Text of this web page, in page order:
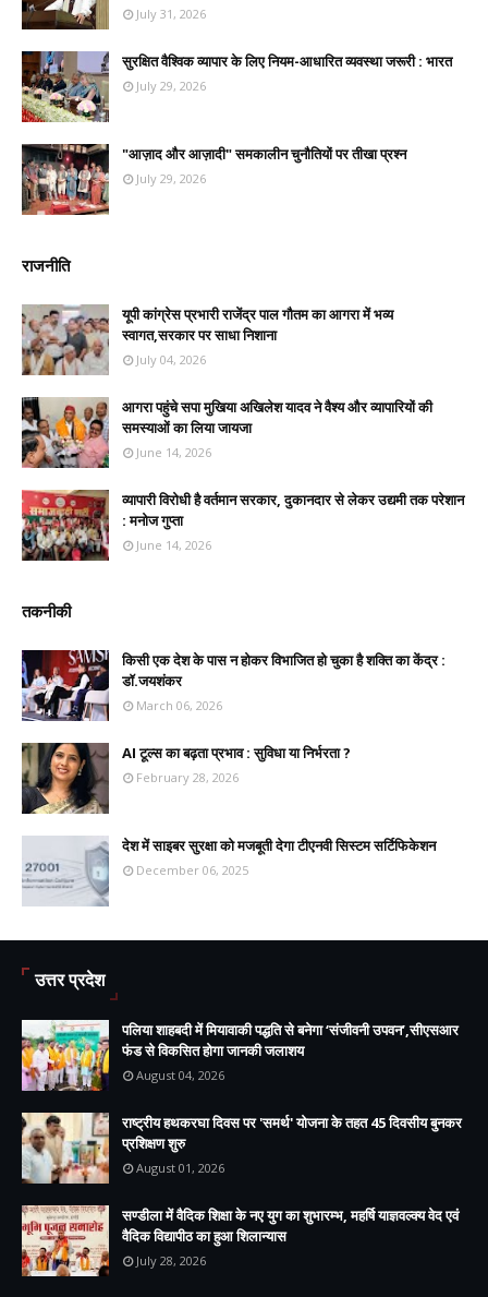
July 31, 2026
सुरक्षित वैश्विक व्यापार के लिए नियम-आधारित व्यवस्था जरूरी : भारत
July 29, 2026
"आज़ाद और आज़ादी" समकालीन चुनौतियों पर तीखा प्रश्न
July 29, 2026
राजनीति
यूपी कांग्रेस प्रभारी राजेंद्र पाल गौतम का आगरा में भव्य
स्वागत,सरकार पर साधा निशाना
July 04, 2026
आगरा पहुंचे सपा मुखिया अखिलेश यादव ने वैश्य और व्यापारियों की
समस्याओं का लिया जायजा
June 14, 2026
व्यापारी विरोधी है वर्तमान सरकार, दुकानदार से लेकर उद्यमी तक परेशान
: मनोज गुप्ता
June 14, 2026
तकनीकी
किसी एक देश के पास न होकर विभाजित हो चुका है शक्ति का केंद्र :
डॉ.जयशंकर
March 06, 2026
AI टूल्स का बढ़ता प्रभाव : सुविधा या निर्भरता ?
February 28, 2026
देश में साइबर सुरक्षा को मजबूती देगा टीएनवी सिस्टम सर्टिफिकेशन
December 06, 2025
उत्तर प्रदेश
पलिया शाहबदी में मियावाकी पद्धति से बनेगा ‘संजीवनी उपवन’,सीएसआर
फंड से विकसित होगा जानकी जलाशय
August 04, 2026
राष्ट्रीय हथकरघा दिवस पर 'समर्थ' योजना के तहत 45 दिवसीय बुनकर
प्रशिक्षण शुरु
August 01, 2026
सण्डीला में वैदिक शिक्षा के नए युग का शुभारम्भ, महर्षि याज्ञवल्क्य वेद एवं
वैदिक विद्यापीठ का हुआ शिलान्यास
July 28, 2026